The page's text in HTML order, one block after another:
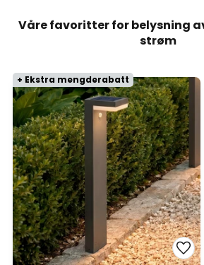
Våre favoritter for belysning
strøm
+ Ekstra mengderabatt